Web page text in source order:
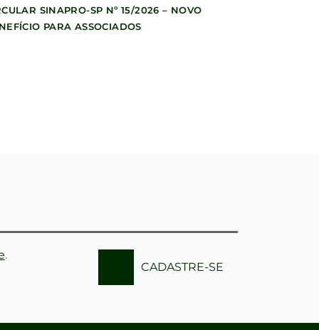
SINAPRO-SP Nº 15/2026 – NOVO
PARA ASSOCIADOS
.
CADASTRE-SE